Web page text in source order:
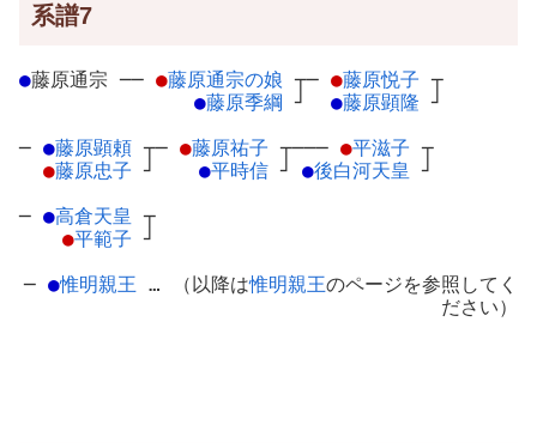
系譜7
●藤原通宗 ── ●藤原通宗の娘 ┬
●藤原季綱 ┘
─ ●藤原悦子 ┬
●藤原顕隆 ┘
─ ●藤原顕頼 ┬
●藤原忠子 ┘
─ ●藤原祐子 ┬
●平時信 ┘
─── ●平滋子 ┬
●後白河天皇 ┘
─ ●高倉天皇 ┬
●平範子 ┘
─ ●惟明親王 … （以降は惟明親王のページを参照してく
ださい）